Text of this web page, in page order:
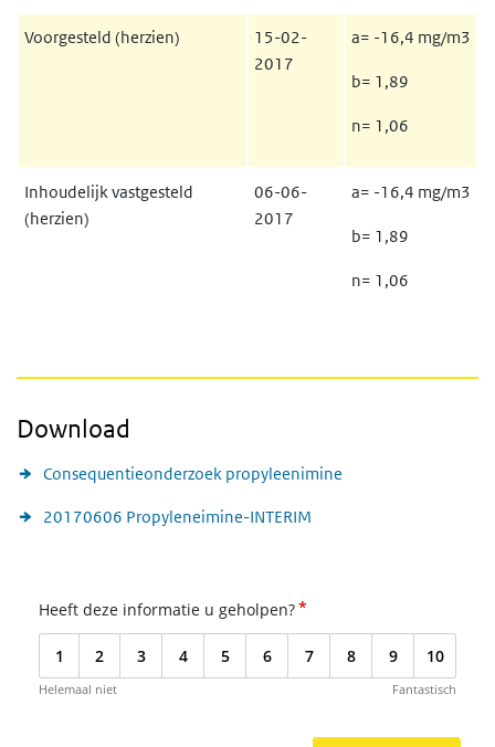
Voorgesteld (herzien)
15-02-
2017
a= -16,4 mg/m3
b= 1,89
n= 1,06
Inhoudelijk vastgesteld
(herzien)
06-06-
2017
a= -16,4 mg/m3
b= 1,89
n= 1,06
Download
Consequentieonderzoek propyleenimine
20170606 Propyleneimine-INTERIM
Heeft deze informatie u geholpen?*
1 2 3 4 5 6 7 8 9 10
Helemaal niet Fantastisch